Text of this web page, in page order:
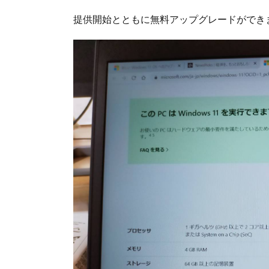
提供開始とともに無料アップグレードができ